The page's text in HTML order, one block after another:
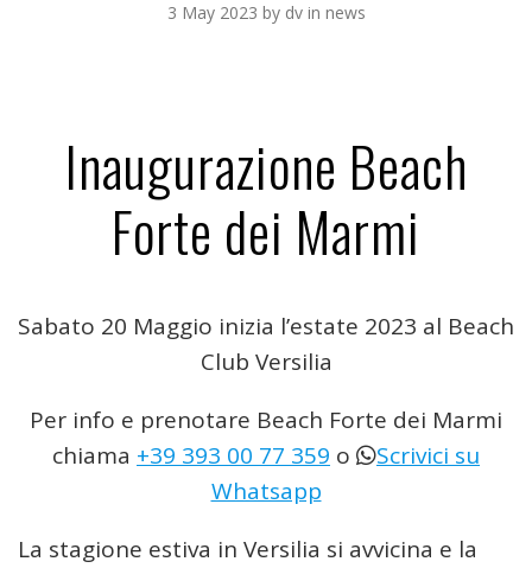
3 May 2023 by dv in news
Inaugurazione Beach
Forte dei Marmi
Sabato 20 Maggio inizia l’estate 2023 al Beach
Club Versilia
Per info e prenotare Beach Forte dei Marmi
chiama +39 393 00 77 359 o
Scrivici su
Whatsapp
La stagione estiva in Versilia si avvicina e la